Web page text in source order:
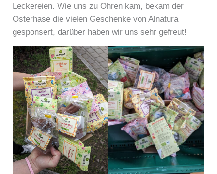
Leckereien. Wie uns zu Ohren kam, bekam der
Osterhase die vielen Geschenke von Alnatura
gesponsert, darüber haben wir uns sehr gefreut!